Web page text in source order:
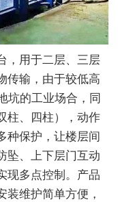
，用于二层、三层
传输，由于较低高
坑的工业场合，同
柱、四柱），动作
种保护，让楼层间
坠、上下层门互动
现多点控制。产品
装维护简单方便，